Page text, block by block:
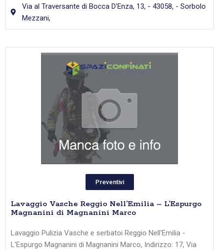
Via al Traversante di Bocca D'Enza, 13, - 43058, - Sorbolo
Mezzani,
Preventivi
Lavaggio Vasche Reggio Nell’Emilia – L’Espurgo
Magnanini di Magnanini Marco
Lavaggio Pulizia Vasche e serbatoi Reggio Nell'Emilia -
L'Espurgo Magnanini di Magnanini Marco, Indirizzo: 17, Via